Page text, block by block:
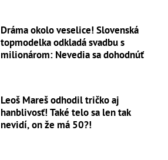
Dráma okolo veselice! Slovenská
topmodelka odkladá svadbu s
milionárom: Nevedia sa dohodnúť
Leoš Mareš odhodil tričko aj
hanblivosť! Také telo sa len tak
nevidí, on že má 50?!